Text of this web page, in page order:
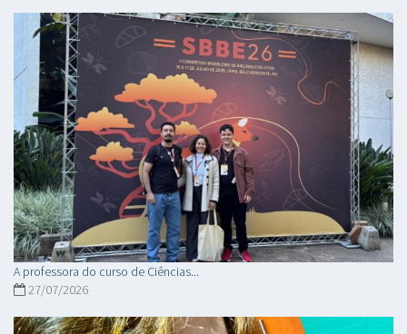
A professora do curso de Ciências...
27/07/2026